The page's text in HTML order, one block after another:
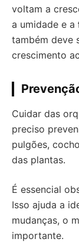
voltam a
a umidade e a
também deve
crescimento
Cuidar das
preciso
pulgões,
das plantas.
É essencial
Isso ajuda a
mudanças, o
importante.